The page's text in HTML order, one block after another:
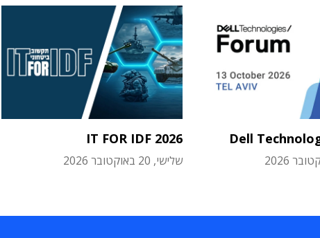
Dell
IT FOR IDF 2026
שלישי, 20 באוקטובר 2026